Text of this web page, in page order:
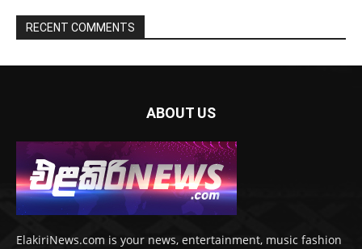
RECENT COMMENTS
ABOUT US
ElakiriNews.com is your news, entertainment, music fashion